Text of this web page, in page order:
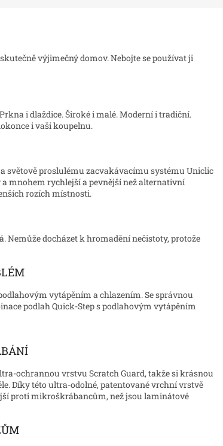
výjimečný domov. Nebojte se používat ji
i dlaždice. Široké i malé. Moderní i tradiční.
i vaši koupelnu.
světově proslulému zacvakávacímu systému Uniclic
mnohem rychlejší a pevnější než alternativní
rozích místnosti.
Nemůže docházet k hromadění nečistoty, protože
vytápěním a chlazením. Se správnou
podlah Quick-Step s podlahovým vytápěním
ochrannou vrstvu Scratch Guard, takže si krásnou
Díky této ultra-odolné, patentované vrchní vrstvě
proti mikroškrábancům, než jsou laminátové